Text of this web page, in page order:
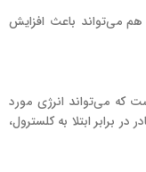
هم می‌تواند باعث افزایش
که می‌تواند انرژی مورد
در برابر ابتلا به کلسترول،